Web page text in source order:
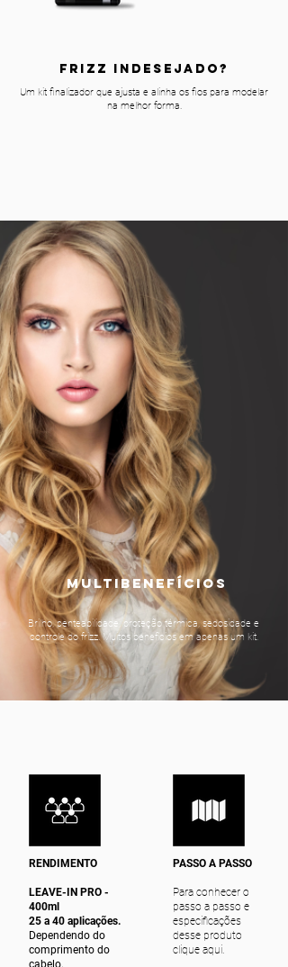
FRIZZ INDESEJado?
Um kit finalizador que ajusta e alinha os fios para modelar
na melhor forma.
multibenefícios
Brilho, penteabilidade, proteção térmica, sedosidade e
controle do frizz. Muitos benefícios em apenas um kit.
RENDIMENTO
LEAVE-IN PRO -
400ml
25 a 40 aplicações.
Dependendo do
comprimento do
cabelo.
PASSO A PASSO
Para conhecer o
passo a passo e
especificações
desse produto
clique aqui.